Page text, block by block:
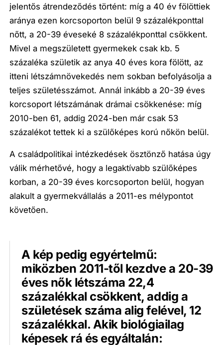
jelentős átrendeződés történt: míg a 40 év fölöttiek
aránya ezen korcsoporton belül 9 százalékponttal
nőtt, a 20-39 éveseké 8 százalékponttal csökkent.
Mivel a megszületett gyermekek csak kb. 5
százaléka születik az anya 40 éves kora fölött, az
itteni létszámnövekedés nem sokban befolyásolja a
teljes születésszámot. Annál inkább a 20-39 éves
korcsoport létszámának drámai csökkenése: míg
2010-ben 61, addig 2024-ben már csak 53
százalékot tettek ki a szülőképes korú nőkön belül.
A családpolitikai intézkedések ösztönző hatása úgy
válik mérhetővé, hogy a legaktívabb szülőképes
korban, a 20-39 éves korcsoporton belül, hogyan
alakult a gyermekvállalás a 2011-es mélypontot
követően.
A kép pedig egyértelmű:
miközben 2011-től kezdve a 20-39
éves nők létszáma 22,4
százalékkal csökkent, addig a
születések száma alig felével, 12
százalékkal. Akik biológiailag
képesek rá és egyáltalán: